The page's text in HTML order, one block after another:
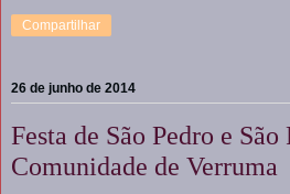
Compartilhar
26 de junho de 2014
Festa de São Pedro e São
Comunidade de Verruma